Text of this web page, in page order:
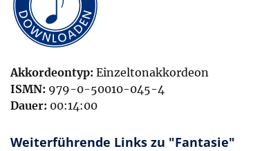
Akkordeontyp: Einzeltonakkordeon
ISMN: 979-0-50010-045-4
Dauer: 00:14:00
Weiterführende Links zu "Fantasie"